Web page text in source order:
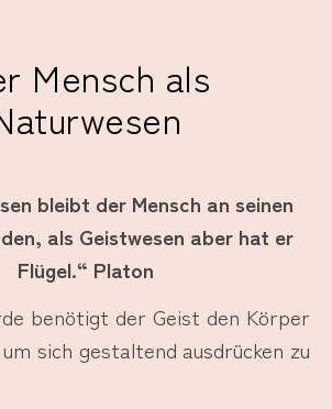
Mensch als
bleibt der Mensch an seinen
als Geistwesen aber hat er
Flügel.“ Platon
benötigt der Geist den Körper
sich gestaltend ausdrücken zu